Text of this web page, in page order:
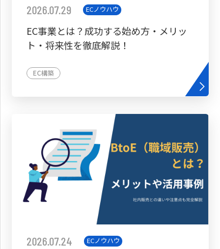
2026.07.29 ECノウハウ
EC事業とは？成功する始め方・メリッ
ト・将来性を徹底解説！
EC構築
2026.07.24 ECノウハウ